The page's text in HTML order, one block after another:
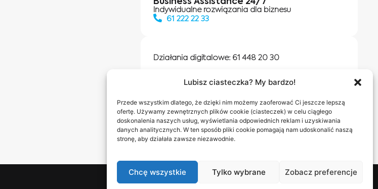
Lubisz ciasteczka? My bardzo!
Przede wszystkim dlatego, że dzięki nim możemy zaoferować Ci jeszcze lepszą
ofertę. Używamy zewnętrznych plików cookie (ciasteczek) w celu ciągłego
doskonalenia naszych usług, wyświetlania odpowiednich reklam i uzyskiwania
danych analitycznych. W ten sposób pliki cookie pomagają nam udoskonalić naszą
stronę, aby działała zawsze niezawodnie.
Chcę wszystkie Tylko wybrane Zobacz preferencje
Indywidualne rozwiązania dla biznesu
61 222 22 33
Działania digitalowe: 61 448 20 30
Salony INEA Napisz do nas
Obserwuj nas